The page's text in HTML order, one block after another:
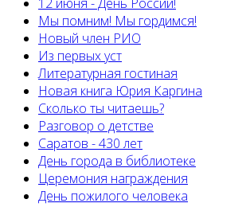
Мы помним! Мы гордимся!
Новый член РИО
Из первых уст
Литературная гостиная
Новая книга Юрия Каргина
Сколько ты читаешь?
Разговор о детстве
Саратов - 430 лет
День города в библиотеке
Церемония награждения
День пожилого человека